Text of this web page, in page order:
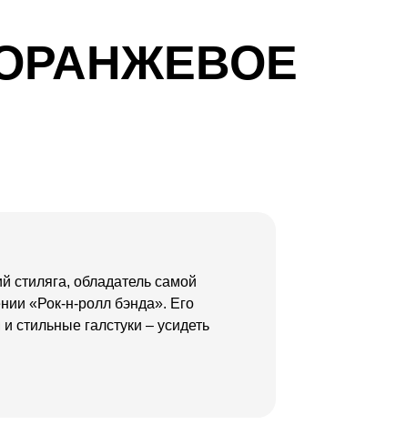
стиляга, обладатель самой
«Рок-н-ролл бэнда». Его
галстуки – усидеть